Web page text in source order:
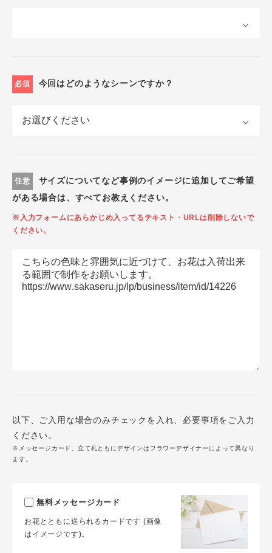
必須 今回はどのようなシーンですか？
任意
サイズについてなど事例のイメージに追加してご希望
がある場合は、すべてお教えください。
※入力フォームにあらかじめ入ってるテキスト・URLは削除しないで
ください。
以下、ご入用な場合のみチェックを入れ、必要事項をご入力
ください。
※メッセージカード、立て札ともにデザインはフラワーデザイナーによって異なり
ます。
無料メッセージカード
お花とともに送られるカードです (画像
はイメージです)。